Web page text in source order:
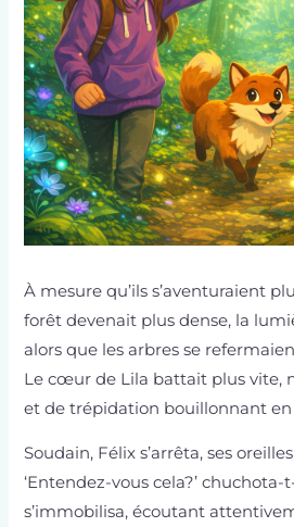
À mesure qu’ils s’aventuraient
forêt devenait plus dense, la
alors que les arbres se
Le cœur de Lila battait plus vite,
et de trépidation bouillonnant en
Soudain, Félix s’arrêta, ses
‘Entendez-vous cela?’
s’immobilisa, écoutant